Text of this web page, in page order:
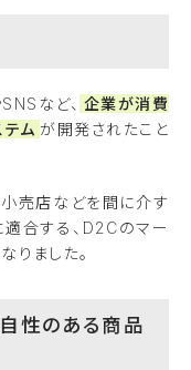
など、 企業が消費
ム が開発されたこと
小売店などを間に介す
合する、D2Cのマー
りました。
性のある商品